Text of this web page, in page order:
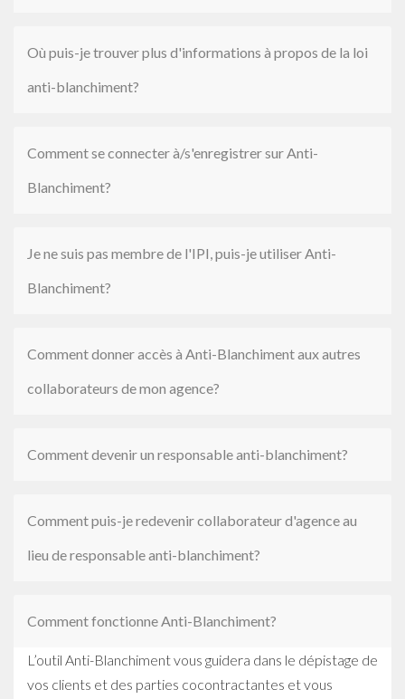
Où puis-je trouver plus d'informations à propos de la loi
anti-blanchiment?
Comment se connecter à/s'enregistrer sur Anti-
Blanchiment?
Je ne suis pas membre de l'IPI, puis-je utiliser Anti-
Blanchiment?
Comment donner accès à Anti-Blanchiment aux autres
collaborateurs de mon agence?
Comment devenir un responsable anti-blanchiment?
Comment puis-je redevenir collaborateur d'agence au
lieu de responsable anti-blanchiment?
Comment fonctionne Anti-Blanchiment?
L’outil Anti-Blanchiment vous guidera dans le dépistage de
vos clients et des parties cocontractantes et vous